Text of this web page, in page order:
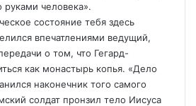
руками человека».
состояние тебя здесь
впечатлениями ведущий,
о том, что Гегард-
как монастырь копья. «Дело
наконечник того самого
солдат пронзил тело Иисуса